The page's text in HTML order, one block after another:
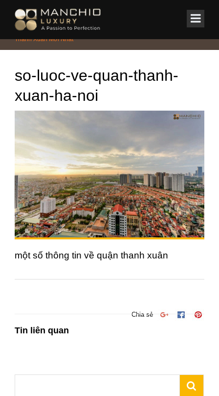
Home/Tin Tức & Sự Kiện/Báo Giá Dịch Vụ Thiết Kế Nội Thất Tại
Thanh Xuân Mới Nhất
so-luoc-ve-quan-thanh-
xuan-ha-noi
một số thông tin về quận thanh xuân
Chia sẻ
Tin liên quan